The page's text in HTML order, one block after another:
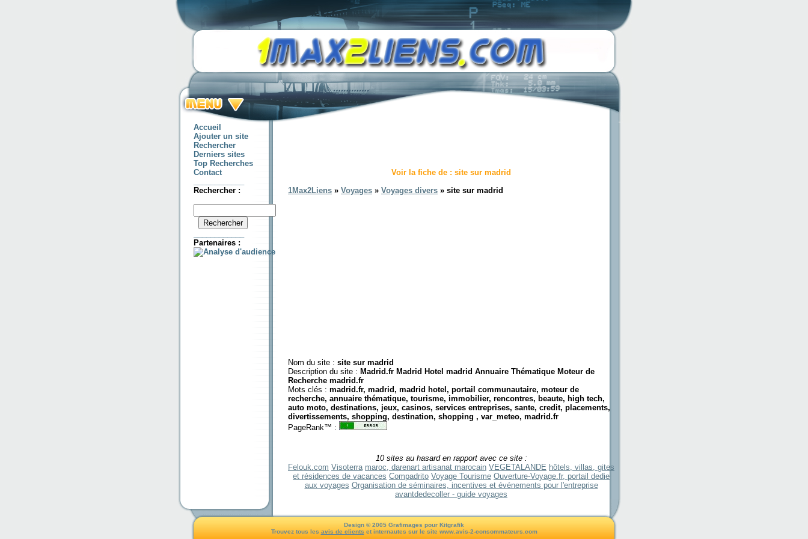
Accueil
Ajouter un site
Rechercher
Derniers sites
Top Recherches
Contact
Rechercher :
Partenaires :
Voir la fiche de : site sur madrid
1Max2Liens » Voyages » Voyages divers » site sur madrid
Nom du site : site sur madrid
Description du site : Madrid.fr Madrid Hotel madrid Annuaire Thématique Moteur de
Recherche madrid.fr
Mots clés : madrid.fr, madrid, madrid hotel, portail communautaire, moteur de
recherche, annuaire thématique, tourisme, immobilier, rencontres, beaute, high tech,
auto moto, destinations, jeux, casinos, services entreprises, sante, credit, placements,
divertissements, shopping, destination, shopping , var_meteo, madrid.fr
PageRank™ :
10 sites au hasard en rapport avec ce site :
Felouk.com Visoterra maroc, darenart artisanat marocain VEGETALANDE hôtels, villas, gites
et résidences de vacances Compadrito Voyage Tourisme Ouverture-Voyage.fr, portail dedie
aux voyages Organisation de séminaires, incentives et événements pour l'entreprise
avantdedecoller - guide voyages
Design © 2005 Grafimages pour Kitgrafik
Trouvez tous les avis de clients et internautes sur le site www.avis-2-consommateurs.com